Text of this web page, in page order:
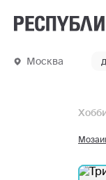
Москва